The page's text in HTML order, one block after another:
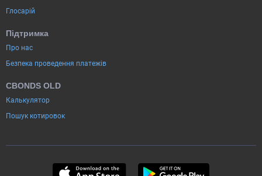
Глосарій
Підтримка
Про нас
Безпека проведення платежів
CBONDS OLD
Калькулятор
Пошук котировок